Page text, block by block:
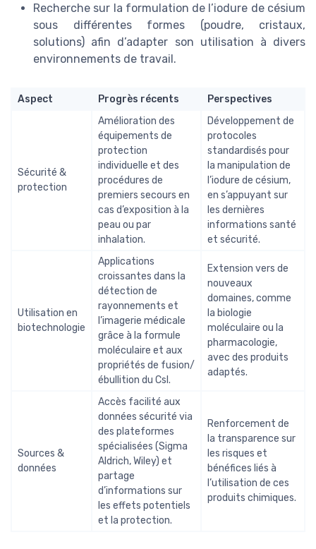
Recherche sur la formulation de l’iodure de césium
sous différentes formes (poudre, cristaux,
solutions) afin d’adapter son utilisation à divers
environnements de travail.
Aspect Progrès récents Perspectives
Sécurité &
protection
Amélioration des
équipements de
protection
individuelle et des
procédures de
premiers secours en
cas d’exposition à la
peau ou par
inhalation.
Développement de
protocoles
standardisés pour
la manipulation de
l’iodure de césium,
en s’appuyant sur
les dernières
informations santé
et sécurité.
Utilisation en
biotechnologie
Applications
croissantes dans la
détection de
rayonnements et
l’imagerie médicale
grâce à la formule
moléculaire et aux
propriétés de fusion/
ébullition du CsI.
Extension vers de
nouveaux
domaines, comme
la biologie
moléculaire ou la
pharmacologie,
avec des produits
adaptés.
Sources &
données
Accès facilité aux
données sécurité via
des plateformes
spécialisées (Sigma
Aldrich, Wiley) et
partage
d’informations sur
les effets potentiels
et la protection.
Renforcement de
la transparence sur
les risques et
bénéfices liés à
l’utilisation de ces
produits chimiques.